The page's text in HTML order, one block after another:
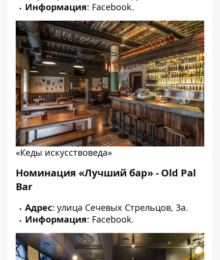
Информация: Facebook.
«Кеды искусствоведа»
Номинация «Лучший бар» - Old Pal
Bar
Адрес: улица Сечевых Стрельцов, 3а.
Информация: Facebook.